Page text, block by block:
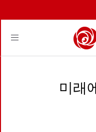
Toggle
미래